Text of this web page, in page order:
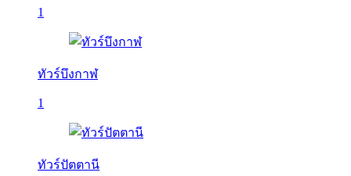
1
ทัวร์บึงกาฬ
1
ทัวร์ปัตตานี